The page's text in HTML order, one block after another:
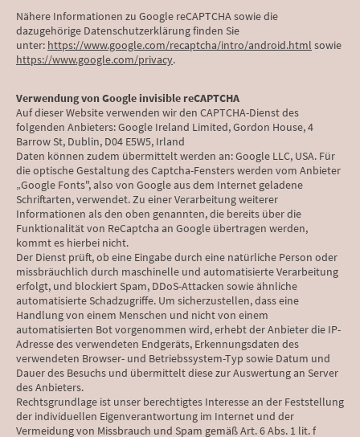
Nähere Informationen zu Google reCAPTCHA sowie die
dazugehörige Datenschutzerklärung finden Sie
unter: https://www.google.com/recaptcha/intro/android.html sowie
https://www.google.com/privacy.
Verwendung von Google invisible reCAPTCHA
Auf dieser Website verwenden wir den CAPTCHA-Dienst des
folgenden Anbieters: Google Ireland Limited, Gordon House, 4
Barrow St, Dublin, D04 E5W5, Irland
Daten können zudem übermittelt werden an: Google LLC, USA. Für
die optische Gestaltung des Captcha-Fensters werden vom Anbieter
„Google Fonts", also von Google aus dem Internet geladene
Schriftarten, verwendet. Zu einer Verarbeitung weiterer
Informationen als den oben genannten, die bereits über die
Funktionalität von ReCaptcha an Google übertragen werden,
kommt es hierbei nicht.
Der Dienst prüft, ob eine Eingabe durch eine natürliche Person oder
missbräuchlich durch maschinelle und automatisierte Verarbeitung
erfolgt, und blockiert Spam, DDoS-Attacken sowie ähnliche
automatisierte Schadzugriffe. Um sicherzustellen, dass eine
Handlung von einem Menschen und nicht von einem
automatisierten Bot vorgenommen wird, erhebt der Anbieter die IP-
Adresse des verwendeten Endgeräts, Erkennungsdaten des
verwendeten Browser- und Betriebssystem-Typ sowie Datum und
Dauer des Besuchs und übermittelt diese zur Auswertung an Server
des Anbieters.
Rechtsgrundlage ist unser berechtigtes Interesse an der Feststellung
der individuellen Eigenverantwortung im Internet und der
Vermeidung von Missbrauch und Spam gemäß Art. 6 Abs. 1 lit. f